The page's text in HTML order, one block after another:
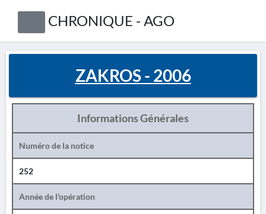
CHRONIQUE - AGO
ZAKROS - 2006
Informations Générales
Numéro de la notice
252
Année de l'opération